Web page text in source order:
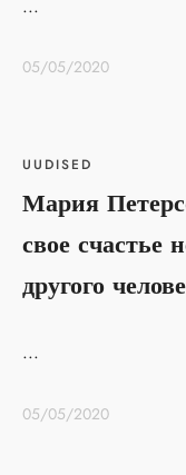
...
05/05/2020
UUDISED
Мария
свое счастье
другого
...
05/05/2020